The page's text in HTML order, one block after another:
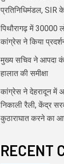
प्रतिनिधिमंडल, SIR
पिथौरागढ़ में 30000
कांग्रेस ने किया
मुख्य सचिव ने आपदा
हालात की समीक्षा
कांग्रेस ने देहरादून में
निकाली रैली, केंद्र
कुठाराघात करने का
RECENT